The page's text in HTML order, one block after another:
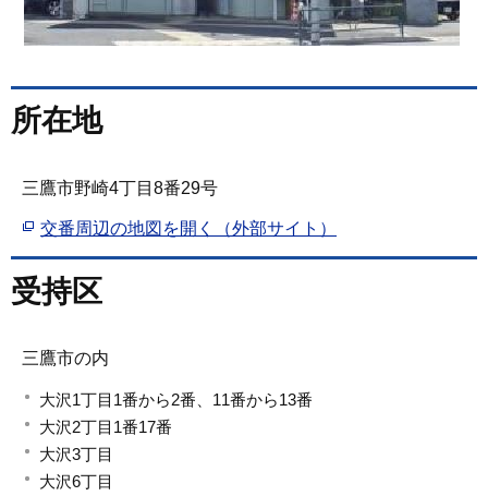
所在地
三鷹市野崎4丁目8番29号
交番周辺の地図を開く（外部サイト）
受持区
三鷹市の内
大沢1丁目1番から2番、11番から13番
大沢2丁目1番17番
大沢3丁目
大沢6丁目